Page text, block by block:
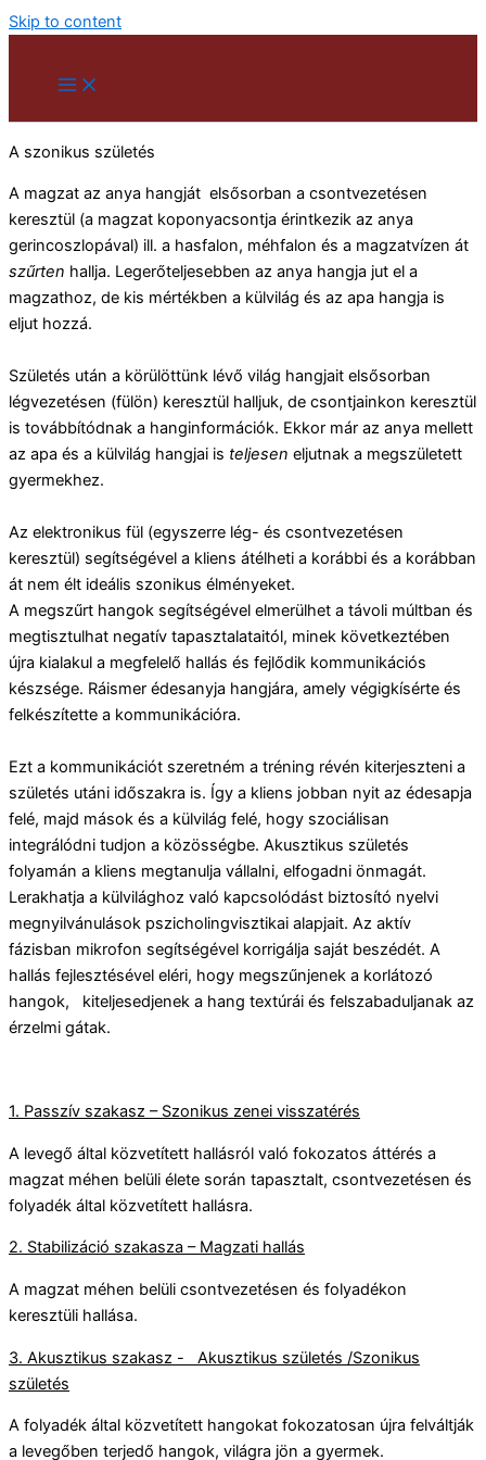
Skip to content
A szonikus születés
A magzat az anya hangját elsősorban a csontvezetésen
keresztül (a magzat koponyacsontja érintkezik az anya
gerincoszlopával) ill. a hasfalon, méhfalon és a magzatvízen át
szűrten hallja. Legerőteljesebben az anya hangja jut el a
magzathoz, de kis mértékben a külvilág és az apa hangja is
eljut hozzá.
Születés után a körülöttünk lévő világ hangjait elsősorban
légvezetésen (fülön) keresztül halljuk, de csontjainkon keresztül
is továbbítódnak a hanginformációk. Ekkor már az anya mellett
az apa és a külvilág hangjai is teljesen eljutnak a megszületett
gyermekhez.
Az elektronikus fül (egyszerre lég- és csontvezetésen
keresztül) segítségével a kliens átélheti a korábbi és a korábban
át nem élt ideális szonikus élményeket.
A megszűrt hangok segítségével elmerülhet a távoli múltban és
megtisztulhat negatív tapasztalataitól, minek következtében
újra kialakul a megfelelő hallás és fejlődik kommunikációs
készsége. Ráismer édesanyja hangjára, amely végigkísérte és
felkészítette a kommunikációra.
Ezt a kommunikációt szeretném a tréning révén kiterjeszteni a
születés utáni időszakra is. Így a kliens jobban nyit az édesapja
felé, majd mások és a külvilág felé, hogy szociálisan
integrálódni tudjon a közösségbe. Akusztikus születés
folyamán a kliens megtanulja vállalni, elfogadni önmagát.
Lerakhatja a külvilághoz való kapcsolódást biztosító nyelvi
megnyilvánulások pszicholingvisztikai alapjait. Az aktív
fázisban mikrofon segítségével korrigálja saját beszédét. A
hallás fejlesztésével eléri, hogy megszűnjenek a korlátozó
hangok, kiteljesedjenek a hang textúrái és felszabaduljanak az
érzelmi gátak.
1. Passzív szakasz – Szonikus zenei visszatérés
A levegő által közvetített hallásról való fokozatos áttérés a
magzat méhen belüli élete során tapasztalt, csontvezetésen és
folyadék által közvetített hallásra.
2. Stabilizáció szakasza – Magzati hallás
A magzat méhen belüli csontvezetésen és folyadékon
keresztüli hallása.
3. Akusztikus szakasz - Akusztikus születés /Szonikus
születés
A folyadék által közvetített hangokat fokozatosan újra felváltják
a levegőben terjedő hangok, világra jön a gyermek.